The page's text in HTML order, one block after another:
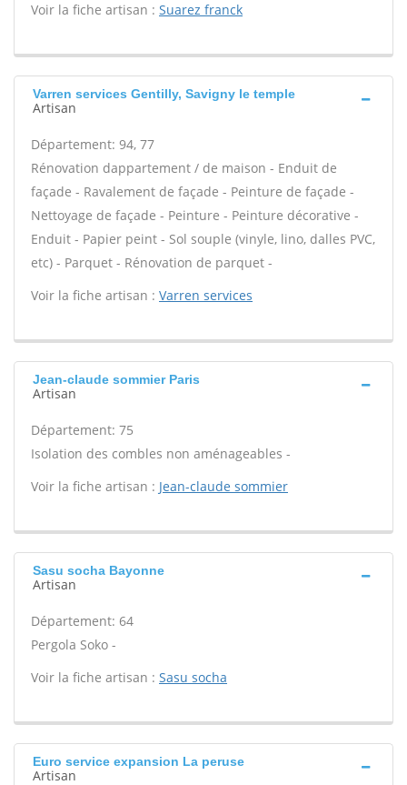
Voir la fiche artisan : Suarez franck
Varren services Gentilly, Savigny le temple
Artisan
Département: 94, 77
Rénovation dappartement / de maison - Enduit de
façade - Ravalement de façade - Peinture de façade -
Nettoyage de façade - Peinture - Peinture décorative -
Enduit - Papier peint - Sol souple (vinyle, lino, dalles PVC,
etc) - Parquet - Rénovation de parquet -
Voir la fiche artisan : Varren services
Jean-claude sommier Paris
Artisan
Département: 75
Isolation des combles non aménageables -
Voir la fiche artisan : Jean-claude sommier
Sasu socha Bayonne
Artisan
Département: 64
Pergola Soko -
Voir la fiche artisan : Sasu socha
Euro service expansion La peruse
Artisan